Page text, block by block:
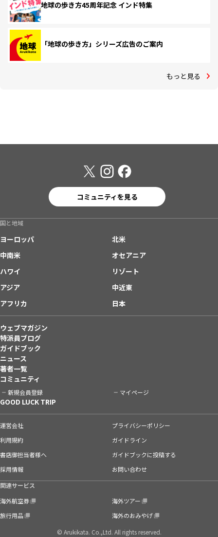
地球の歩き方45周年記念 インド特集
「地球の歩き方」シリーズ広告のご案内
もっと見る
コミュニティを見る
国と地域
ヨーロッパ
北米
中南米
オセアニア
ハワイ
リゾート
アジア
中近東
アフリカ
日本
ウェブマガジン
特派員ブログ
ガイドブック
ニュース
著者一覧
コミュニティ
新規会員登録 マイページ
GOOD LUCK TRIP
運営会社
プライバシーポリシー
利用規約
ガイドライン
書店御担当者様へ
ガイドブックに投稿する
採用情報
お問い合わせ
関連サービス
海外航空券
海外ツアー
旅行用品
海外のおみやげ
© Arukikata. Co.,Ltd. All rights reserved.